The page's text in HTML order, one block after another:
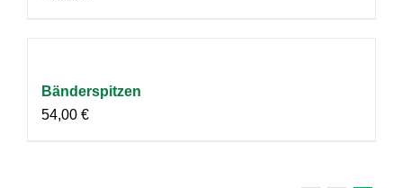
Bänderspitzen
54,00 €